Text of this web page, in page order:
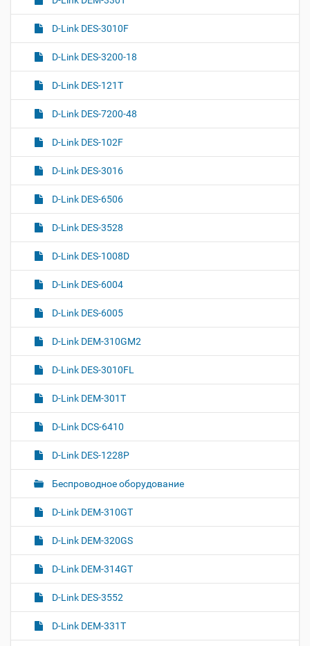
D-Link DES-3010F
D-Link DES-3200-18
D-Link DES-121T
D-Link DES-7200-48
D-Link DES-102F
D-Link DES-3016
D-Link DES-6506
D-Link DES-3528
D-Link DES-1008D
D-Link DES-6004
D-Link DES-6005
D-Link DEM-310GM2
D-Link DES-3010FL
D-Link DEM-301T
D-Link DCS-6410
D-Link DES-1228P
Беспроводное оборудование
D-Link DEM-310GT
D-Link DEM-320GS
D-Link DEM-314GT
D-Link DES-3552
D-Link DEM-331T